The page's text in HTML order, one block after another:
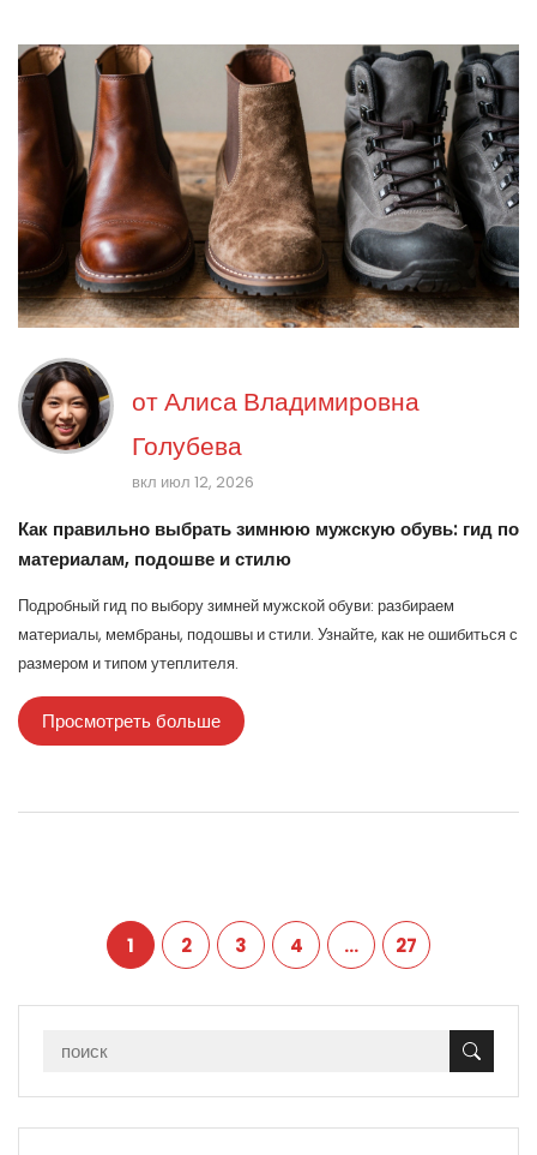
отАлиса Владимировна
Голубева
вкл июл 12, 2026
Как правильно выбрать зимнюю мужскую обувь: гид по
материалам, подошве и стилю
Подробный гид по выбору зимней мужской обуви: разбираем
материалы, мембраны, подошвы и стили. Узнайте, как не ошибиться с
размером и типом утеплителя.
Просмотреть больше
1 2 3 4 … 27